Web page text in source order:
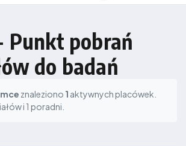
Punkt pobrań
do badań
znaleziono 1 aktywnych placówek.
i 1 poradni.